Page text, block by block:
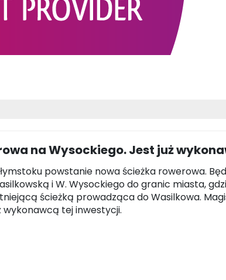
na Wysockiego. Jest już
powstanie nowa ścieżka rowerowa.
i W. Wysockiego do granic miasta,
ścieżką prowadząca do Wasilkowa.
wykonawcą tej inwestycji.